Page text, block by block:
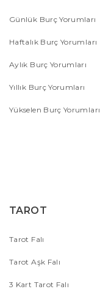
Günlük Burç Yorumları
Haftalık Burç Yorumları
Aylık Burç Yorumları
Yıllık Burç Yorumları
Yükselen Burç Yorumları
TAROT
Tarot Falı
Tarot Aşk Falı
3 Kart Tarot Falı